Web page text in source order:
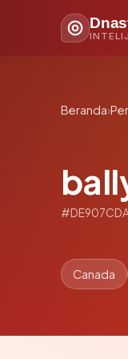
Beranda›
Canada